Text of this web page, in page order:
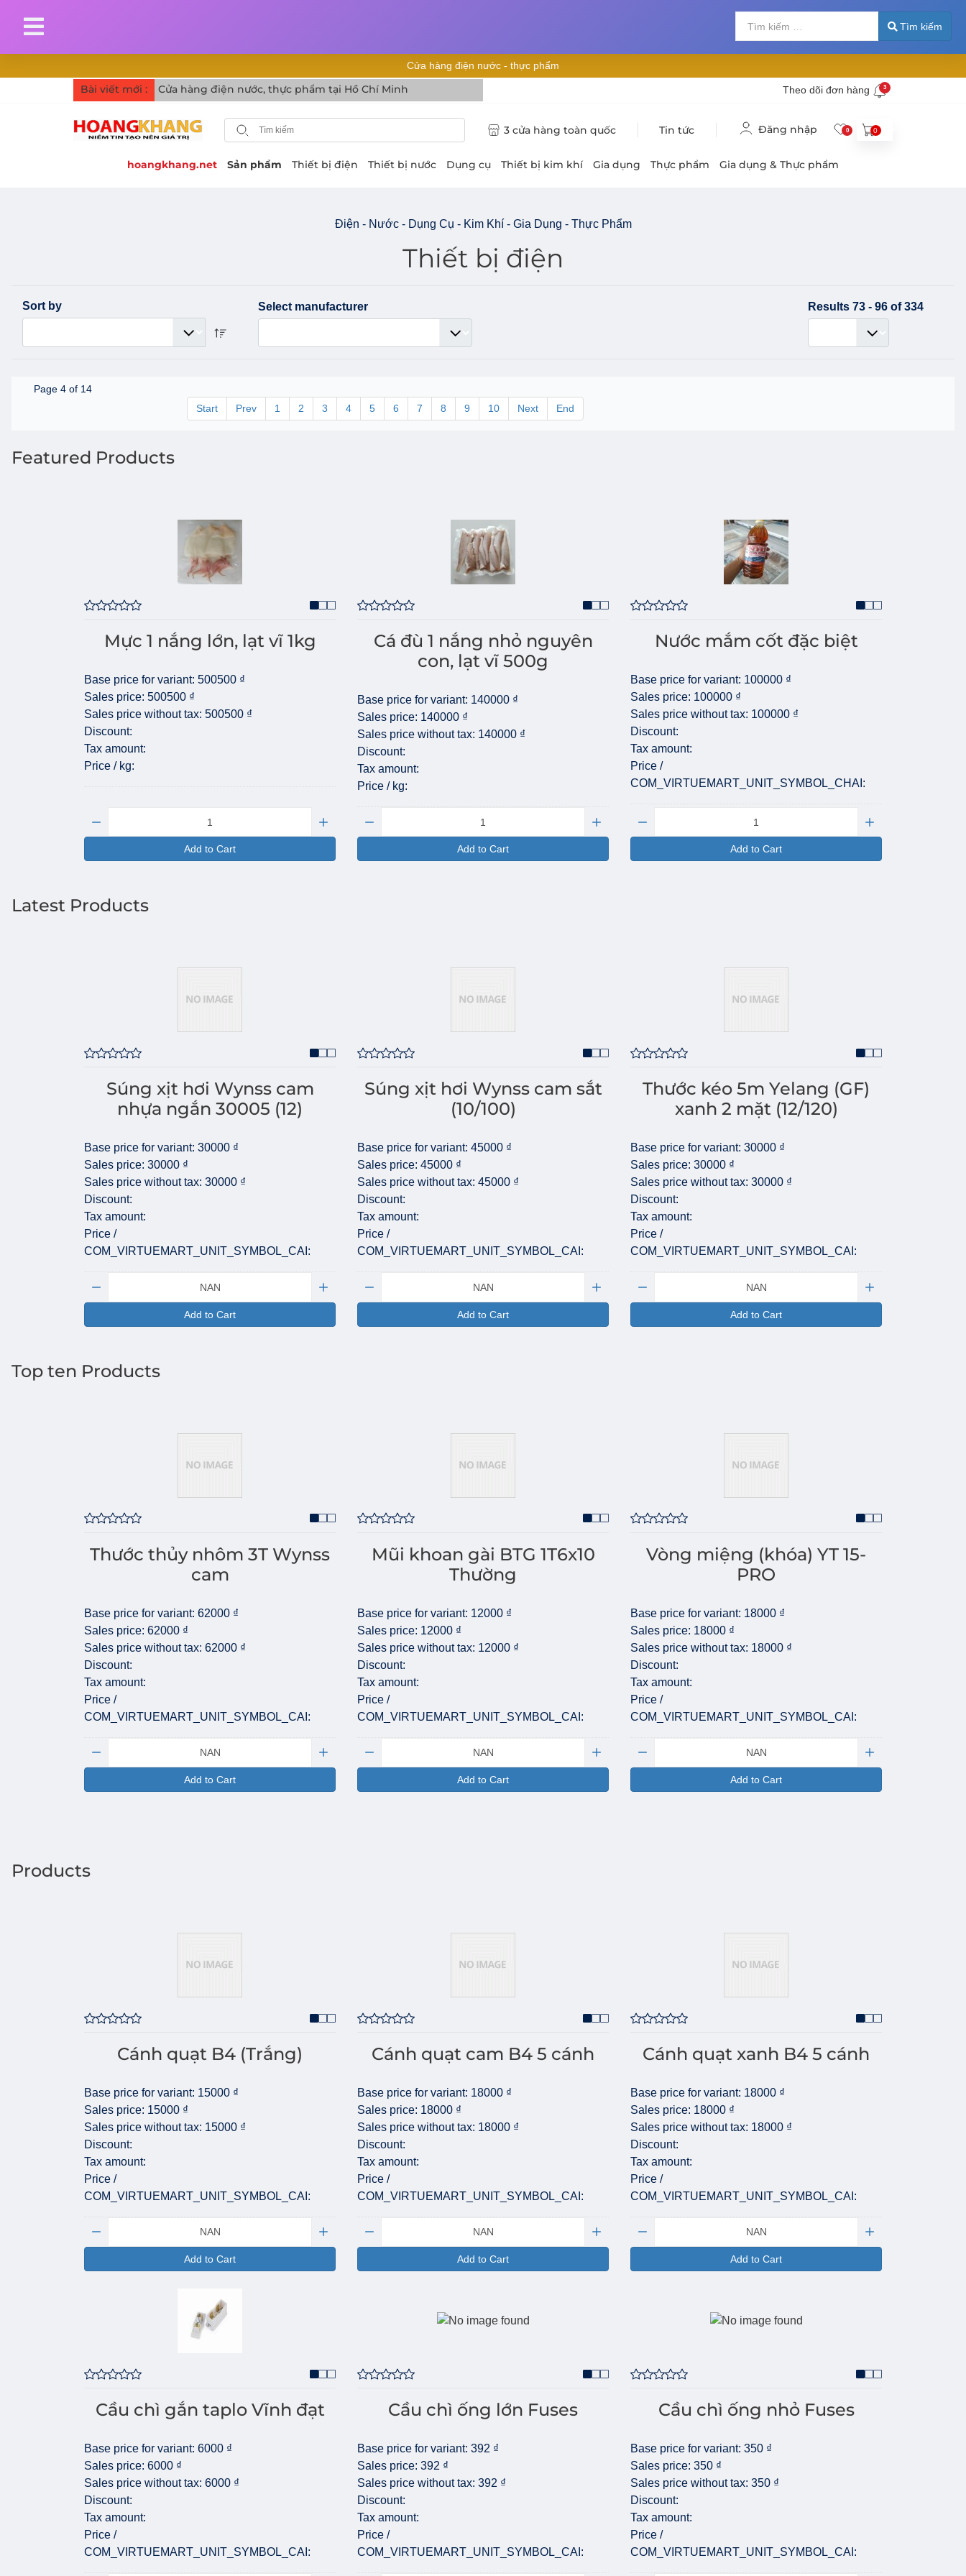
Nhập 2 hoặc
Tìm kiếm
Cửa hàng điện nước - thực phẩm
Bài viết mới : Cửa hàng điện nước, thực phẩm tại Hồ Chí Minh Theo dõi đơn hàng 3
3 cửa hàng toàn quốc Tin tức Đăng nhập 0 0
hoangkhang.net Sản phẩm Thiết bị điện Thiết bị nước Dụng cụ Thiết bị kim khí Gia dụng Thực phẩm Gia dụng & Thực phẩm
Điện - Nước - Dụng Cụ - Kim Khí - Gia Dụng - Thực Phẩm
Thiết bị điện
Sort by Select manufacturer Results 73 - 96 of 334
Page 4 of 14
Start
Prev 1 2 3 4 5 6 7 8 9 10 Next End
Featured Products
Mực 1 nắng lớn, lạt vĩ 1kg
Base price for variant: 500500 ₫
Sales price: 500500 ₫
Sales price without tax: 500500 ₫
Discount:
Tax amount:
Price / kg:
Add to Cart
Cá đù 1 nắng nhỏ nguyên
con, lạt vĩ 500g
Base price for variant: 140000 ₫
Sales price: 140000 ₫
Sales price without tax: 140000 ₫
Discount:
Tax amount:
Price / kg:
Add to Cart
Nước mắm cốt đặc biệt
Base price for variant: 100000 ₫
Sales price: 100000 ₫
Sales price without tax: 100000 ₫
Discount:
Tax amount:
Price /
COM_VIRTUEMART_UNIT_SYMBOL_CHAI:
Add to Cart
Latest Products
Súng xịt hơi Wynss cam
nhựa ngắn 30005 (12)
Base price for variant: 30000 ₫
Sales price: 30000 ₫
Sales price without tax: 30000 ₫
Discount:
Tax amount:
Price /
COM_VIRTUEMART_UNIT_SYMBOL_CAI:
Add to Cart
Súng xịt hơi Wynss cam sắt
(10/100)
Base price for variant: 45000 ₫
Sales price: 45000 ₫
Sales price without tax: 45000 ₫
Discount:
Tax amount:
Price /
COM_VIRTUEMART_UNIT_SYMBOL_CAI:
Add to Cart
Thước kéo 5m Yelang (GF)
xanh 2 mặt (12/120)
Base price for variant: 30000 ₫
Sales price: 30000 ₫
Sales price without tax: 30000 ₫
Discount:
Tax amount:
Price /
COM_VIRTUEMART_UNIT_SYMBOL_CAI:
Add to Cart
Top ten Products
Thước thủy nhôm 3T Wynss
cam
Base price for variant: 62000 ₫
Sales price: 62000 ₫
Sales price without tax: 62000 ₫
Discount:
Tax amount:
Price /
COM_VIRTUEMART_UNIT_SYMBOL_CAI:
Add to Cart
Mũi khoan gài BTG 1T6x10
Thường
Base price for variant: 12000 ₫
Sales price: 12000 ₫
Sales price without tax: 12000 ₫
Discount:
Tax amount:
Price /
COM_VIRTUEMART_UNIT_SYMBOL_CAI:
Add to Cart
Vòng miệng (khóa) YT 15-
PRO
Base price for variant: 18000 ₫
Sales price: 18000 ₫
Sales price without tax: 18000 ₫
Discount:
Tax amount:
Price /
COM_VIRTUEMART_UNIT_SYMBOL_CAI:
Add to Cart
Products
Cánh quạt B4 (Trắng)
Base price for variant: 15000 ₫
Sales price: 15000 ₫
Sales price without tax: 15000 ₫
Discount:
Tax amount:
Price /
COM_VIRTUEMART_UNIT_SYMBOL_CAI:
Add to Cart
Cánh quạt cam B4 5 cánh
Base price for variant: 18000 ₫
Sales price: 18000 ₫
Sales price without tax: 18000 ₫
Discount:
Tax amount:
Price /
COM_VIRTUEMART_UNIT_SYMBOL_CAI:
Add to Cart
Cánh quạt xanh B4 5 cánh
Base price for variant: 18000 ₫
Sales price: 18000 ₫
Sales price without tax: 18000 ₫
Discount:
Tax amount:
Price /
COM_VIRTUEMART_UNIT_SYMBOL_CAI:
Add to Cart
Cầu chì gắn taplo Vĩnh đạt
Base price for variant: 6000 ₫
Sales price: 6000 ₫
Sales price without tax: 6000 ₫
Discount:
Tax amount:
Price /
COM_VIRTUEMART_UNIT_SYMBOL_CAI:
Cầu chì ống lớn Fuses
Base price for variant: 392 ₫
Sales price: 392 ₫
Sales price without tax: 392 ₫
Discount:
Tax amount:
Price /
COM_VIRTUEMART_UNIT_SYMBOL_CAI:
Cầu chì ống nhỏ Fuses
Base price for variant: 350 ₫
Sales price: 350 ₫
Sales price without tax: 350 ₫
Discount:
Tax amount:
Price /
COM_VIRTUEMART_UNIT_SYMBOL_CAI: